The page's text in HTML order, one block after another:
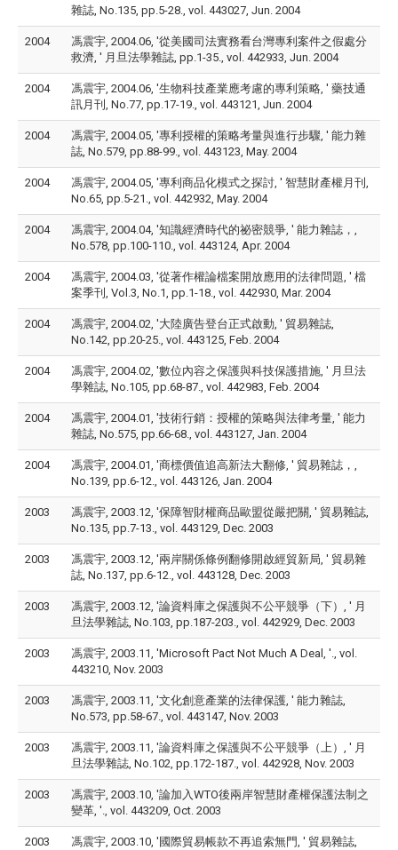
雜誌, No.135, pp.5-28., vol. 443027, Jun. 2004
2004
馮震宇, 2004.06, '從美國司法實務看台灣專利案件之假處分
救濟, ' 月旦法學雜誌, pp.1-35., vol. 442933, Jun. 2004
2004
馮震宇, 2004.06, '生物科技產業應考慮的專利策略, ' 藥技通
訊月刊, No.77, pp.17-19., vol. 443121, Jun. 2004
2004
馮震宇, 2004.05, '專利授權的策略考量與進行步驟, ' 能力雜
誌, No.579, pp.88-99., vol. 443123, May. 2004
2004
馮震宇, 2004.05, '專利商品化模式之探討, ' 智慧財產權月刊,
No.65, pp.5-21., vol. 442932, May. 2004
2004
馮震宇, 2004.04, '知識經濟時代的祕密競爭, ' 能力雜誌，,
No.578, pp.100-110., vol. 443124, Apr. 2004
2004
馮震宇, 2004.03, '從著作權論檔案開放應用的法律問題, ' 檔
案季刊, Vol.3, No.1, pp.1-18., vol. 442930, Mar. 2004
2004
馮震宇, 2004.02, '大陸廣告登台正式啟動, ' 貿易雜誌,
No.142, pp.20-25., vol. 443125, Feb. 2004
2004
馮震宇, 2004.02, '數位內容之保護與科技保護措施, ' 月旦法
學雜誌, No.105, pp.68-87., vol. 442983, Feb. 2004
2004
馮震宇, 2004.01, '技術行銷：授權的策略與法律考量, ' 能力
雜誌, No.575, pp.66-68., vol. 443127, Jan. 2004
2004
馮震宇, 2004.01, '商標價值追高新法大翻修, ' 貿易雜誌，,
No.139, pp.6-12., vol. 443126, Jan. 2004
2003
馮震宇, 2003.12, '保障智財權商品歐盟從嚴把關, ' 貿易雜誌,
No.135, pp.7-13., vol. 443129, Dec. 2003
2003
馮震宇, 2003.12, '兩岸關係條例翻修開啟經貿新局, ' 貿易雜
誌, No.137, pp.6-12., vol. 443128, Dec. 2003
2003
馮震宇, 2003.12, '論資料庫之保護與不公平競爭（下）, ' 月
旦法學雜誌, No.103, pp.187-203., vol. 442929, Dec. 2003
2003
馮震宇, 2003.11, 'Microsoft Pact Not Much A Deal, '., vol.
443210, Nov. 2003
2003
馮震宇, 2003.11, '文化創意產業的法律保護, ' 能力雜誌,
No.573, pp.58-67., vol. 443147, Nov. 2003
2003
馮震宇, 2003.11, '論資料庫之保護與不公平競爭（上）, ' 月
旦法學雜誌, No.102, pp.172-187., vol. 442928, Nov. 2003
2003
馮震宇, 2003.10, '論加入WTO後兩岸智慧財產權保護法制之
變革, '., vol. 443209, Oct. 2003
2003
馮震宇, 2003.10, '國際貿易帳款不再追索無門, ' 貿易雜誌,